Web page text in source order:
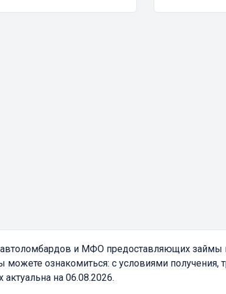
автоломбардов и МФО предоставляющих займы
ознакомиться: с условиями получения,
на 06.08.2026.